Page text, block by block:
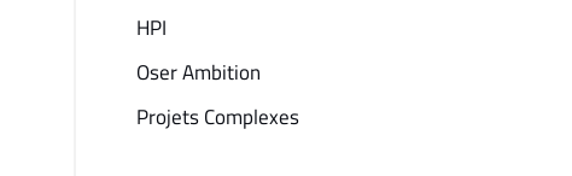
HPI
Oser Ambition
Projets Complexes